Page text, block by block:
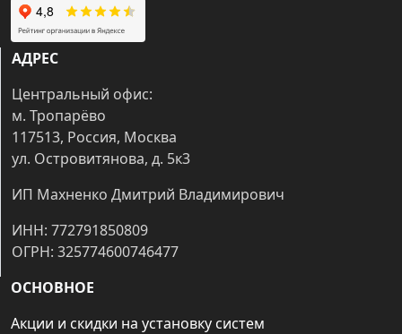
АДРЕС
Центральный офис:
м. Тропарёво
117513, Россия, Москва
ул. Островитянова, д. 5к3
ИП Махненко Дмитрий Владимирович
ИНН: 772791850809
ОГРН: 325774600746477
ОСНОВНОЕ
Акции и скидки на установку систем